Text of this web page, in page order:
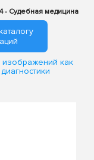
- Судебная медицина
как